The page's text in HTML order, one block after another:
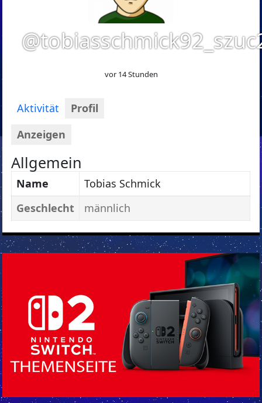
vor 14 Stunden
Aktivität
Profil
Anzeigen
Allgemein
Name
Tobias Schmick
Geschlecht
männlich